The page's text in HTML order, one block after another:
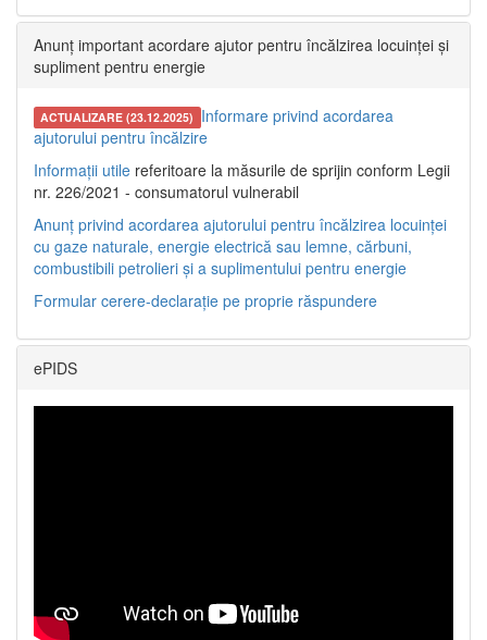
Anunț important acordare ajutor pentru încălzirea locuinței și
supliment pentru energie
ACTUALIZARE (23.12.2025) Informare privind acordarea
ajutorului pentru încălzire
Informații utile referitoare la măsurile de sprijin conform Legii
nr. 226/2021 - consumatorul vulnerabil
Anunț privind acordarea ajutorului pentru încălzirea locuinței
cu gaze naturale, energie electrică sau lemne, cărbuni,
combustibili petrolieri și a suplimentului pentru energie
Formular cerere-declarație pe proprie răspundere
ePIDS